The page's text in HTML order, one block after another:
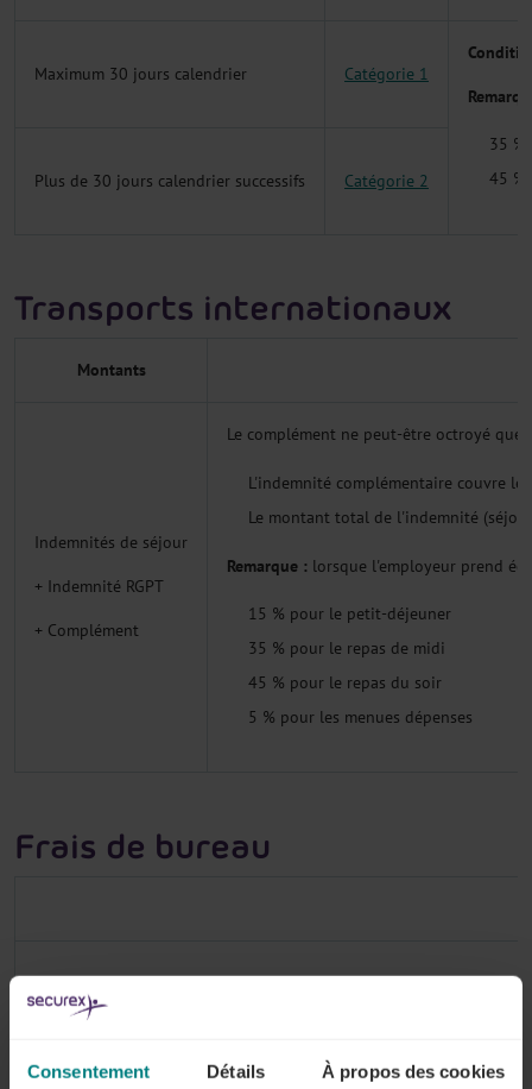
Consentement Détails À propos des cookies
Maximum 30 jours calendrier Catégorie 1
35
45 %
Plus de 30 jours calendrier successifs Catégorie 2
Transports internationaux
Montants
Indemnités de séjour
+ Indemnité RGPT
+ Complément
Le complément ne peut-être octroyé
L'indemnité complémentaire couvre
Le montant total de l'indemnité
Remarque : lorsque l'employeur prend
15 % pour le petit-déjeuner
35 % pour le repas de midi
45 % pour le repas du soir
5 % pour les menues dépenses
Frais de bureau
Indemnité forfaitaire de bureau pour les travailleurs effectuent du